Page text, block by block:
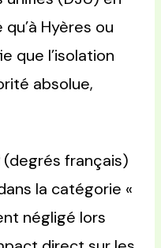
Hyères ou
que l’isolation
absolue,
(degrés français)
la catégorie «
négligé lors